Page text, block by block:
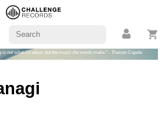
is not what it's about, but the music the words make." - Truman Capote